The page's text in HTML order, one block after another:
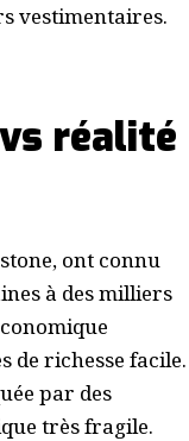
vestimentaires.
réalité
ont connu
à des milliers
de richesse facile.
par des
très fragile.